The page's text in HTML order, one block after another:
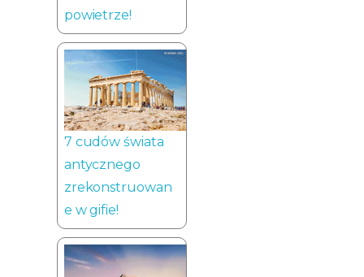
powietrze!
7 cudów świata
antycznego
zrekonstruowan
e w gifie!